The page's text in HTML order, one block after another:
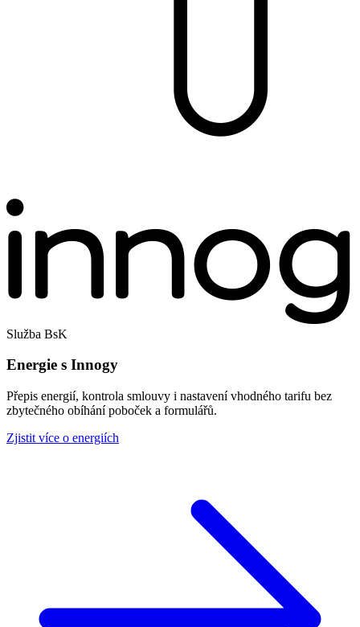
Služba BsK
Energie s Innogy
Přepis energií, kontrola smlouvy i nastavení vhodného tarifu bez
zbytečného obíhání poboček a formulářů.
Zjistit více o energiích